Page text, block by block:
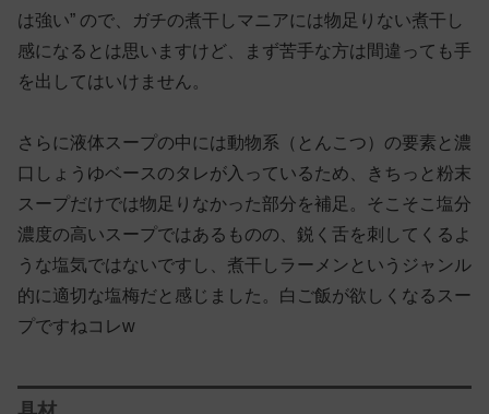
は強い” ので、ガチの煮干しマニアには物足りない煮干し
感になるとは思いますけど、まず苦手な方は間違っても手
を出してはいけません。
さらに液体スープの中には動物系（とんこつ）の要素と濃
口しょうゆベースのタレが入っているため、きちっと粉末
スープだけでは物足りなかった部分を補足。そこそこ塩分
濃度の高いスープではあるものの、鋭く舌を刺してくるよ
うな塩気ではないですし、煮干しラーメンというジャンル
的に適切な塩梅だと感じました。白ご飯が欲しくなるスー
プですねコレw